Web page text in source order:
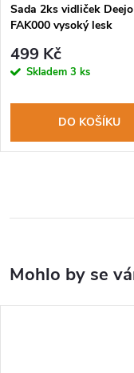
Sada 2ks vidliček Deejo
FAK000 vysoký lesk
499 Kč
Skladem 3 ks
DO KOŠÍKU